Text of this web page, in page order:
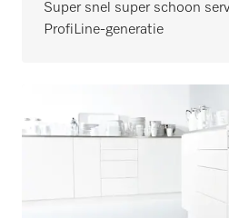
Super snel super schoon
ProfiLine-generatie